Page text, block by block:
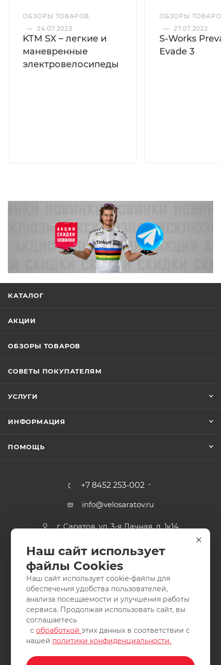
ОБЗОРЫ ТОВАРОВ
— 24.07.2023
KTM SX – легкие и
маневренные
электровелосипеды
ОБЗОРЫ
— 27.07.2022
S-Works
Evade 3
КАТАЛОГ
АКЦИИ
ОБЗОРЫ ТОВАРОВ
СОВЕТЫ ПОКУПАТЕЛЯМ
УСЛУГИ
ИНФОРМАЦИЯ
ПОМОЩЬ
+7 8452 253-002
info@velosaratov.ru
г. Саратов, ул. 3-я Дачная, д. 1к14
2011-2026 © интернет-магазин спортивных товаров
ВелоСаратов. Не является публичной офертой. Все права
защищены. Заимствование материалов и фотографий
запрещено.
Наш сайт использует
файлы Cookies
Наш сайт использует cookie-файлы для
обеспечения удобства пользователей,
анализа посещаемости и улучшения работы
сервиса. Продолжая использовать сайт, вы
соглашаетесь
собработкойэтих данных в соответствии с
нашей политики конфиденциальности.